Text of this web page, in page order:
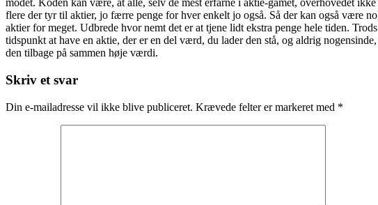
modet. Koden kan være, at alle, selv de mest erfarne i aktie-gamet, overhovedet
flere der tyr til aktier, jo færre penge for hver enkelt jo også. Så der kan også være
aktier for meget. Udbrede hvor nemt det er at tjene lidt ekstra penge hele tiden.
tidspunkt at have en aktie, der er en del værd, du lader den stå, og aldrig
den tilbage på sammen høje værdi.
Skriv et svar
Din e-mailadresse vil ikke blive publiceret. Krævede felter er markeret med *